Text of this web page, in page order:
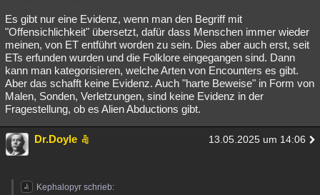
Es gibt nur eine Evidenz, wenn man den Begriff mit
"Offensichlichkeit" übersetzt, dafür dass Menschen immer wieder
meinen, von ET entführt worden zu sein. Dies aber auch erst, seit
ETs erfunden wurden und die Folklore eingegangen sind. Dann
kann man kategorisieren, welche Arten von Encounters es gibt.
Aber das schafft keine Evidenz. Auch "harte Beweise" in Form von
Malen, Sonden, Verletzungen, sind keine Evidenz in der
Fragestellung, ob es Alien Abductions gibt.
Dr.Doyle 13.05.2025 um 14:06
Kephalopyr schrieb: